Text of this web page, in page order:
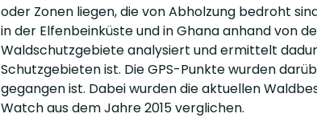
oder Zonen liegen, die von Abholzung bedroht
in der Elfenbeinküste und in Ghana anhand von
Waldschutzgebiete analysiert und ermittelt
Schutzgebieten ist. Die GPS-Punkte wurden
gegangen ist. Dabei wurden die aktuellen
Watch aus dem Jahre 2015 verglichen.